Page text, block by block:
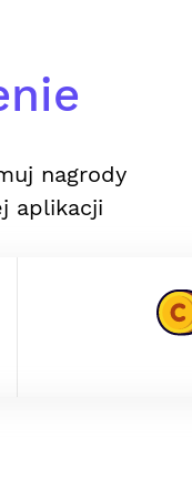
nagrody
aplikacji